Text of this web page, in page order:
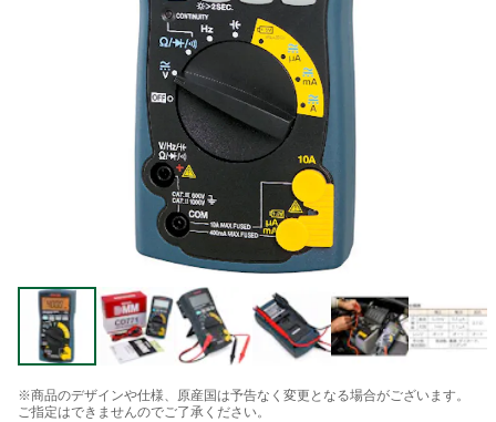
※商品のデザインや仕様、原産国は予告なく変更となる場合がございます。
ご指定はできませんのでご了承ください。